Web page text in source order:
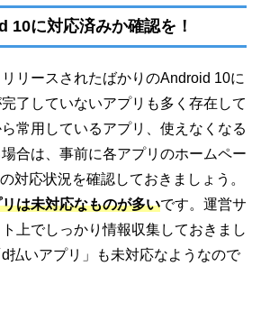
10に対応済みか確認を！
リースされたばかりのAndroid 10に
了していないアプリも多く存在して
常用しているアプリ、使えなくなる
合は、事前に各アプリのホームペー
対応状況を確認しておきましょう。
は未対応なものが多いです。運営サ
上でしっかり情報収集しておきまし
払いアプリ」も未対応なようなので